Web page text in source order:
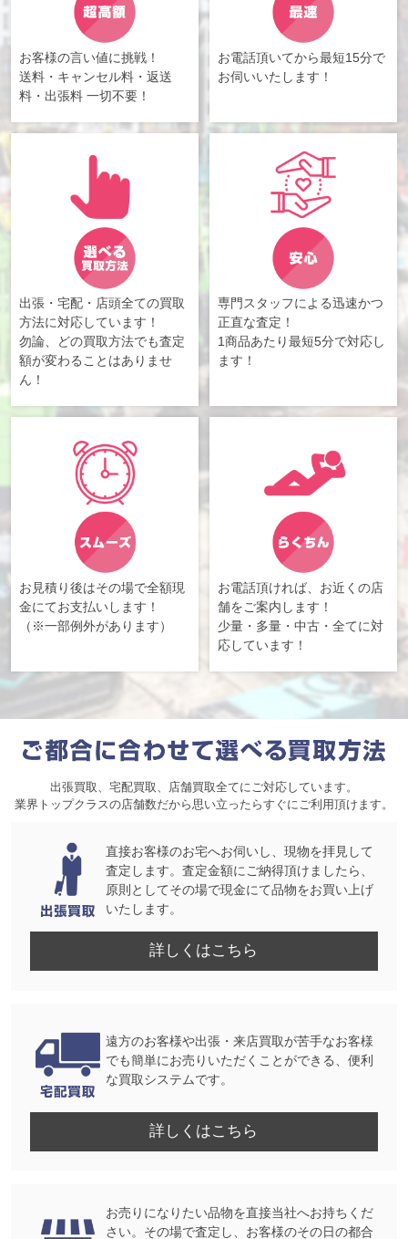
お客様の言い値に挑戦！
送料・キャンセル料・返送
料・出張料 一切不要！
お電話頂いてから最短15分で
お伺いいたします！
出張・宅配・店頭全ての買取
方法に対応しています！
勿論、どの買取方法でも査定
額が変わることはありませ
ん！
専門スタッフによる迅速かつ
正直な査定！
1商品あたり最短5分で対応し
ます！
お見積り後はその場で全額現
金にてお支払いします！
（※一部例外があります）
お電話頂ければ、お近くの店
舗をご案内します！
少量・多量・中古・全てに対
応しています！
出張買取、宅配買取、店舗買取全てにご対応しています。
業界トップクラスの店舗数だから思い立ったらすぐにご利用頂けます。
直接お客様のお宅へお伺いし、現物を拝見して
査定します。査定金額にご納得頂けましたら、
原則としてその場で現金にて品物をお買い上げ
いたします。
詳しくはこちら
遠方のお客様や出張・来店買取が苦手なお客様
でも簡単にお売りいただくことができる、便利
な買取システムです。
詳しくはこちら
お売りになりたい品物を直接当社へお持ちくだ
さい。その場で査定し、お客様のその日の都合